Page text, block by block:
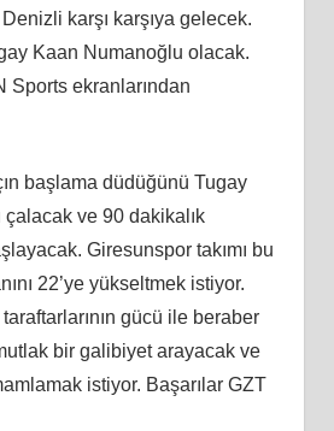
karşı karşıya gelecek.
Kaan Numanoğlu olacak.
Sports ekranlarından
başlama düdüğünü Tugay
ve 90 dakikalık
Giresunspor takımı bu
22’ye yükseltmek istiyor.
gücü ile beraber
bir galibiyet arayacak ve
istiyor. Başarılar GZT